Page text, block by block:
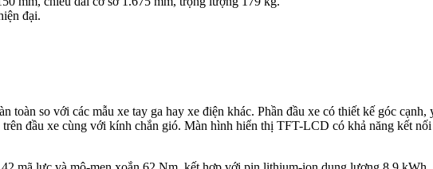
đại.
so với các mẫu xe tay ga hay xe điện khác. Phần đầu xe có thiết kế góc
đầu xe cùng với kính chắn gió. Màn hình hiển thị TFT-LCD có khả năng kết